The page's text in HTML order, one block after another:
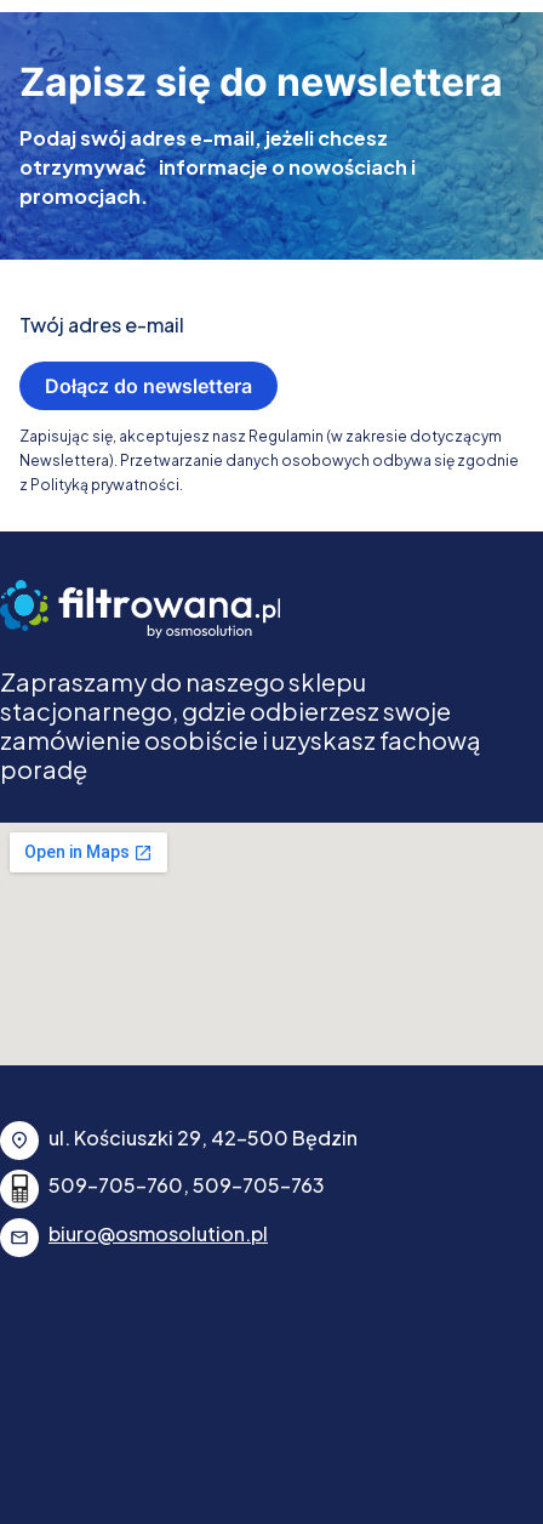
Zapisz się do newslettera
Podaj swój adres e-mail, jeżeli chcesz
otrzymywać informacje o nowościach i
promocjach.
Twój adres e-mail
Dołącz do newslettera
Zapisując się, akceptujesz nasz Regulamin (w zakresie dotyczącym
Newslettera). Przetwarzanie danych osobowych odbywa się zgodnie
z Polityką prywatności.
Zapraszamy do naszego sklepu
stacjonarnego, gdzie odbierzesz swoje
zamówienie osobiście i uzyskasz fachową
poradę
509-705-760, 509-705-763
biuro@osmosolution.pl
ul. Kościuszki 29, 42-500 Będzin